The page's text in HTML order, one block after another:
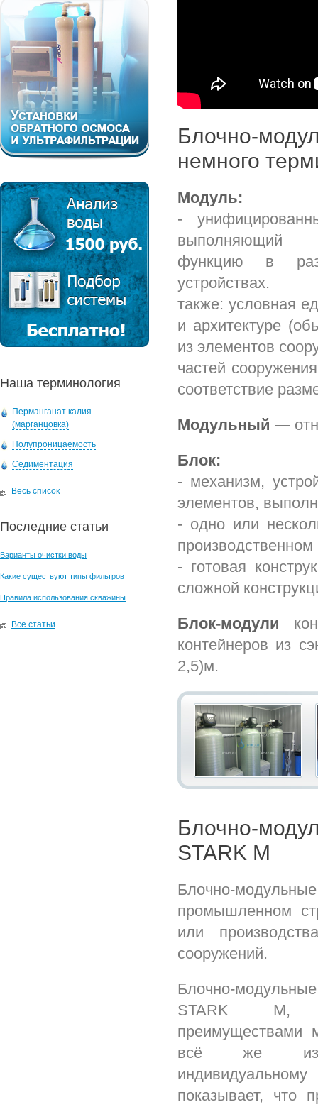
Наша терминология
Перманганат калия
(марганцовка)
Полупроницаемость
Седиментация
Весь список
Последние статьи
Варианты очистки воды
Какие существуют типы фильтров
Правила использования скважины
Все статьи
Блочно-
немного
Модуль:
-
выполняющий
функцию в
устройствах.
также: условная
и архитектуре
из элементов
частей
соответствие
Модульный —
Блок:
- механизм,
элементов,
- одно или
производственном
- готовая
сложной
Блок-модули
контейнеров из
2,5)м.
Блочно-
STARK M
Блочно-
промышленном
или
сооружений.
Блочно-
STARK M,
преимуществами
всё же
показывает, что